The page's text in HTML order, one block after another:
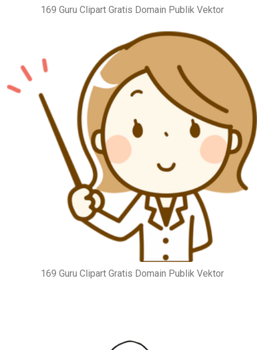
169 Guru Clipart Gratis Domain Publik Vektor
169 Guru Clipart Gratis Domain Publik Vektor